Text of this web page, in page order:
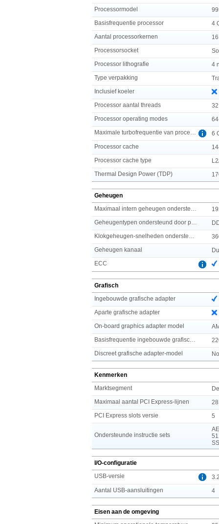
Processormodel
Basisfrequentie processor
4
Aantal processorkernen
16
Processorsocket
Processor lithografie
4
Type verpakking
Inclusief koeler
Processor aantal threads
32
Processor operating modes
6
Processor cache
Processor cache type
Thermal Design Power (TDP)
Geheugen
Geheugen kanaal
ECC
Grafisch
Ingebouwde grafische adapter
Aparte grafische adapter
On-board graphics adapter model
Discreet grafische adapter-model
Kenmerken
Marktsegment
Maximaal aantal PCI Express-lijnen
28
PCI Express slots versie
5
Ondersteunde instructie sets
I/O-configuratie
USB-versie
Aantal USB-aansluitingen
4
Eisen aan de omgeving